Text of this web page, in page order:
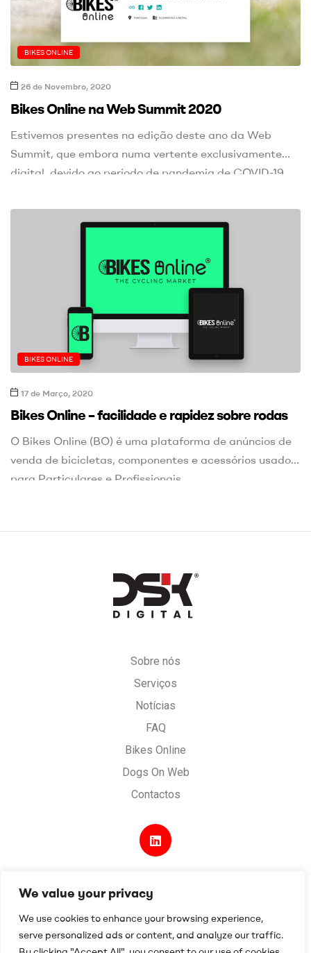
We value your privacy
We use cookies to enhance your browsing experience,
serve personalized ads or content, and analyze our traffic.
BIKES ONLINE
26 de Novembro, 2020
Bikes Online na Web Summit 2020
Estivemos presentes na edição deste ano da Web
Summit, que embora numa vertente exclusivamente
digital, devido ao período de pandemia de COVID-19,
pessoas, que assistiram às diversas talks.
BIKES ONLINE
17 de Março, 2020
Bikes Online – facilidade e rapidez sobre rodas
O Bikes Online (BO) é uma plataforma de anúncios de
venda de bicicletas, componentes e acessórios usados
para Particulares e Profissionais.
Sobre nós
Serviços
Notícias
FAQ
Bikes Online
Dogs On Web
Contactos
Desenvolvido porDigital Spirit.Termos e condições
Política de Privacidade e Cookies.Livro de reclamações